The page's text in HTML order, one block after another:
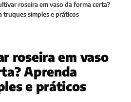
roseira em vaso da forma certa?
truques simples e práticos
roseira em vaso
Aprenda
e práticos